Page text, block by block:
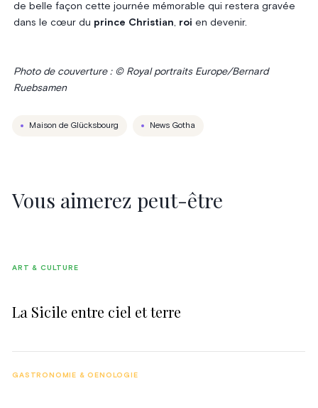
de belle façon cette journée mémorable qui restera gravée
dans le cœur du prince Christian roi en devenir.
Photo de couverture : © Royal portraits Europe/Bernard
Ruebsamen
Maison de Glücksbourg News Gotha
Vous aimerez peut-être
La Sicile entre ciel et terre
ART & CULTURE
GASTRONOMIE & OENOLOGIE